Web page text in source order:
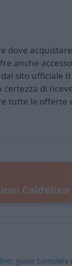
dove
anche
sito ufficiale
di
tutte le
Caldelixir
guida completa